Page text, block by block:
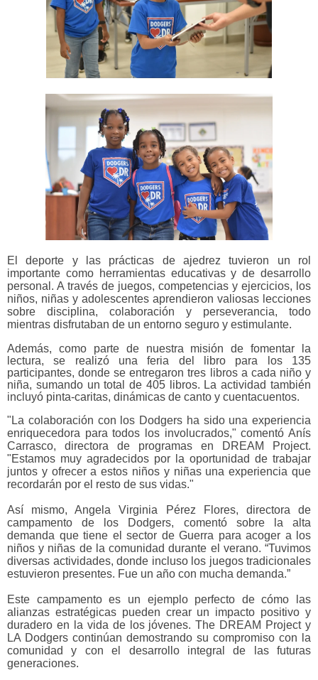
El deporte y las prácticas de ajedrez tuvieron un rol
importante como herramientas educativas y de desarrollo
personal. A través de juegos, competencias y ejercicios, los
niños, niñas y adolescentes aprendieron valiosas lecciones
sobre disciplina, colaboración y perseverancia, todo
mientras disfrutaban de un entorno seguro y estimulante.
Además, como parte de nuestra misión de fomentar la
lectura, se realizó una feria del libro para los 135
participantes, donde se entregaron tres libros a cada niño y
niña, sumando un total de 405 libros. La actividad también
incluyó pinta-caritas, dinámicas de canto y cuentacuentos.
"La colaboración con los Dodgers ha sido una experiencia
enriquecedora para todos los involucrados," comentó Anís
Carrasco, directora de programas en DREAM Project.
"Estamos muy agradecidos por la oportunidad de trabajar
juntos y ofrecer a estos niños y niñas una experiencia que
recordarán por el resto de sus vidas."
Así mismo, Angela Virginia Pérez Flores, directora de
campamento de los Dodgers, comentó sobre la alta
demanda que tiene el sector de Guerra para acoger a los
niños y niñas de la comunidad durante el verano. “Tuvimos
diversas actividades, donde incluso los juegos tradicionales
estuvieron presentes. Fue un año con mucha demanda.”
Este campamento es un ejemplo perfecto de cómo las
alianzas estratégicas pueden crear un impacto positivo y
duradero en la vida de los jóvenes. The DREAM Project y
LA Dodgers continúan demostrando su compromiso con la
comunidad y con el desarrollo integral de las futuras
generaciones.